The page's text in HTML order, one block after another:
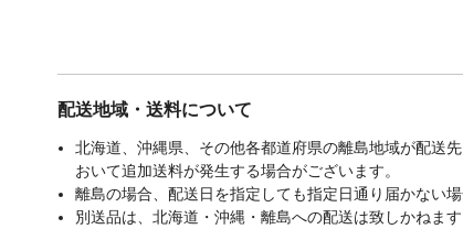
配送地域・送料について
北海道、沖縄県、その他各都道府県の離島地域が配送
おいて追加送料が発生する場合がございます。
離島の場合、配送日を指定しても指定日通り届かない場
別送品は、北海道・沖縄・離島への配送は致しかねます